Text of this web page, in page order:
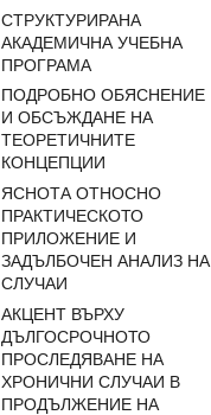
СТРУКТУРИРАНА
АКАДЕМИЧНА УЧЕБНА
ПРОГРАМА
ПОДРОБНО ОБЯСНЕНИЕ
И ОБСЪЖДАНЕ НА
ТЕОРЕТИЧНИТЕ
КОНЦЕПЦИИ
ЯСНОТА ОТНОСНО
ПРАКТИЧЕСКОТО
ПРИЛОЖЕНИЕ И
ЗАДЪЛБОЧЕН АНАЛИЗ НА
СЛУЧАИ
АКЦЕНТ ВЪРХУ
ДЪЛГОСРОЧНОТО
ПРОСЛЕДЯВАНЕ НА
ХРОНИЧНИ СЛУЧАИ В
ПРОДЪЛЖЕНИЕ НА